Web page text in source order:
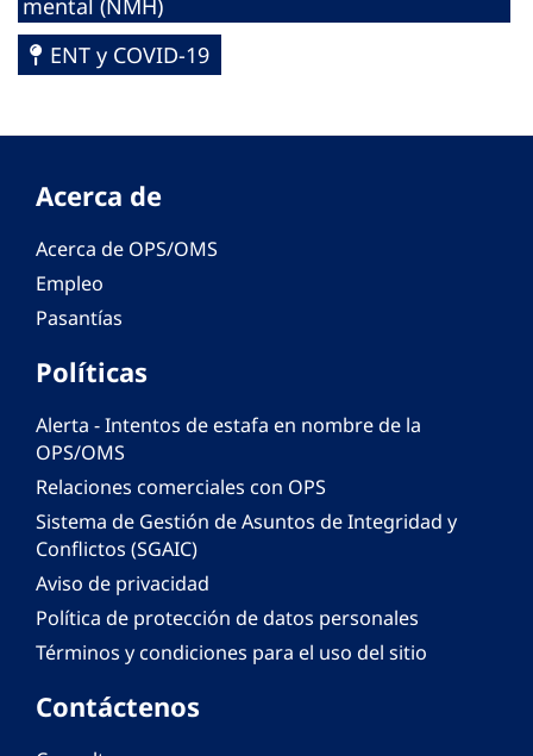
mental (NMH)
ENT y COVID-19
Acerca de
Acerca de OPS/OMS
Empleo
Pasantías
Políticas
Alerta - Intentos de estafa en nombre de la
OPS/OMS
Relaciones comerciales con OPS
Sistema de Gestión de Asuntos de Integridad y
Conflictos (SGAIC)
Aviso de privacidad
Política de protección de datos personales
Términos y condiciones para el uso del sitio
Contáctenos